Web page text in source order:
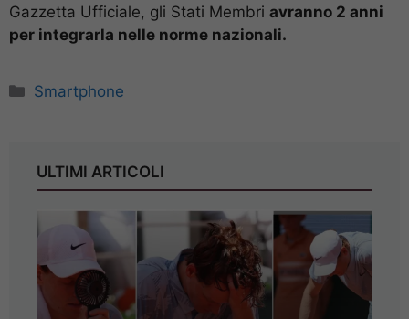
Gazzetta Ufficiale, gli Stati Membri avranno 2 anni
per integrarla nelle norme nazionali.
Categorie
Smartphone
ULTIMI ARTICOLI